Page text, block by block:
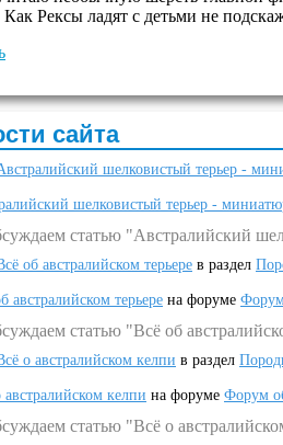
Как Рексы ладят с детьми не
сайта
шелковистый терьер -
шелковистый терьер -
статью "Австралийский
об австралийском терьере в раздел
австралийском терьере на форуме
статью "Всё об
о австралийском келпи в раздел
австралийском келпи на форуме Форум
статью "Всё о